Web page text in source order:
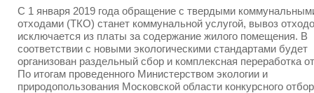
С 1 января 2019 года обращение с твердыми
отходами (ТКО) станет коммунальной услугой, вывоз
исключается из платы за содержание жилого помещения. В
соответствии с новыми экологическими стандартами будет
организован раздельный сбор и комплексная переработка
По итогам проведенного Министерством экологии и
природопользования Московской области конкурсного